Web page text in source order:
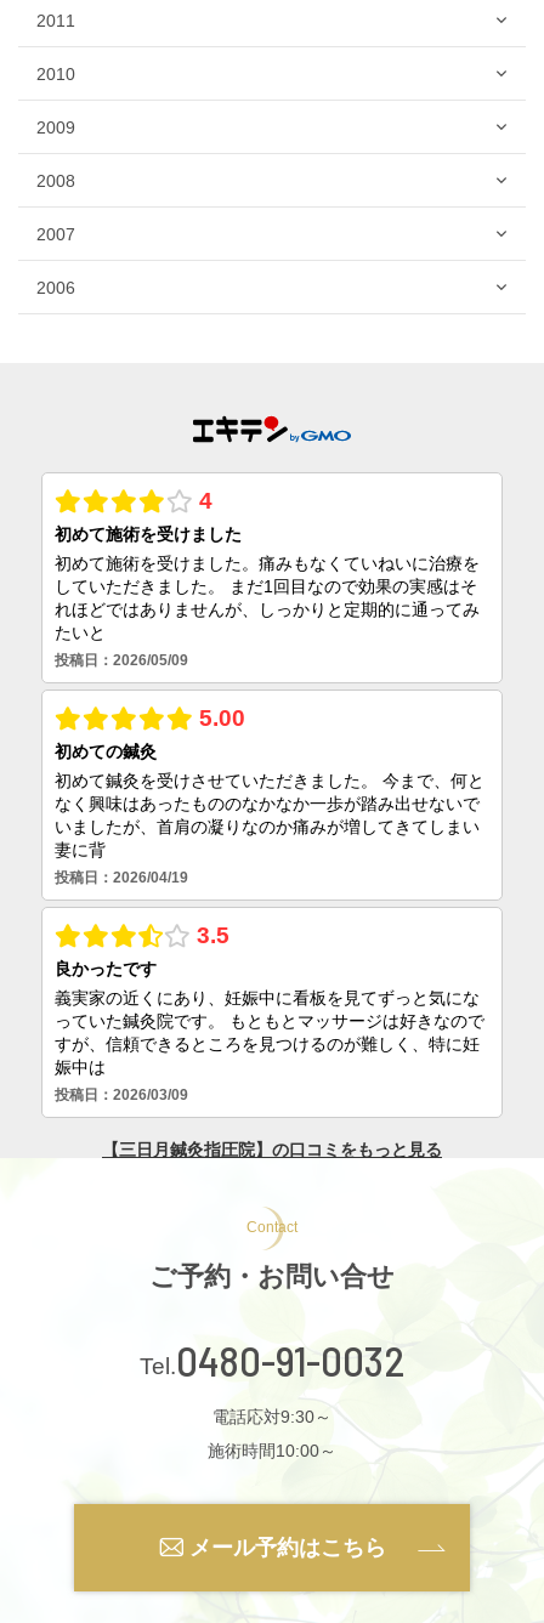
2011
2010
2009
2008
2007
2006
Contact
ご予約・お問い合せ
0480-91-0032
電話応対9:30～
施術時間10:00～
メール予約はこちら